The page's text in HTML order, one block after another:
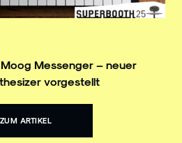
Messenger – neuer
vorgestellt
ZUM ARTIKEL